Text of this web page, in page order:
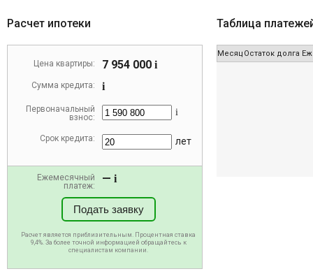
Расчет ипотеки
Цена квартиры: 7 954 000 i
Сумма кредита: i
Первоначальный
взнос:
i
Срок кредита: лет
Ежемесячный
платеж:
— i
Подать заявку
Расчет является приблизительным. Процентная ставка
9,4%. За более точной информацией обращайтесь к
специалистам компании.
Таблица
Месяц Остаток долга